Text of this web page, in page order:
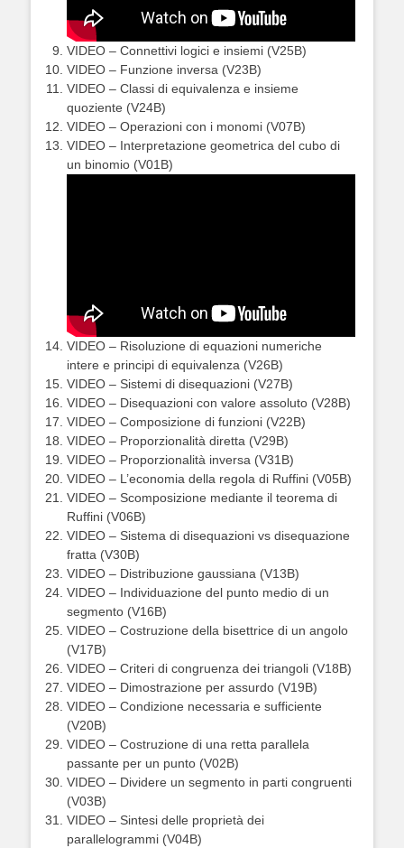
VIDEO – Connettivi logici e insiemi (V25B)
VIDEO – Funzione inversa (V23B)
VIDEO – Classi di equivalenza e insieme
quoziente (V24B)
VIDEO – Operazioni con i monomi (V07B)
VIDEO – Interpretazione geometrica del cubo di
un binomio (V01B)
VIDEO – Risoluzione di equazioni numeriche
intere e principi di equivalenza (V26B)
VIDEO – Sistemi di disequazioni (V27B)
VIDEO – Disequazioni con valore assoluto (V28B)
VIDEO – Composizione di funzioni (V22B)
VIDEO – Proporzionalità diretta (V29B)
VIDEO – Proporzionalità inversa (V31B)
VIDEO – L’economia della regola di Ruffini (V05B)
VIDEO – Scomposizione mediante il teorema di
Ruffini (V06B)
VIDEO – Sistema di disequazioni vs disequazione
fratta (V30B)
VIDEO – Distribuzione gaussiana (V13B)
VIDEO – Individuazione del punto medio di un
segmento (V16B)
VIDEO – Costruzione della bisettrice di un angolo
(V17B)
VIDEO – Criteri di congruenza dei triangoli (V18B)
VIDEO – Dimostrazione per assurdo (V19B)
VIDEO – Condizione necessaria e sufficiente
(V20B)
VIDEO – Costruzione di una retta parallela
passante per un punto (V02B)
VIDEO – Dividere un segmento in parti congruenti
(V03B)
VIDEO – Sintesi delle proprietà dei
parallelogrammi (V04B)